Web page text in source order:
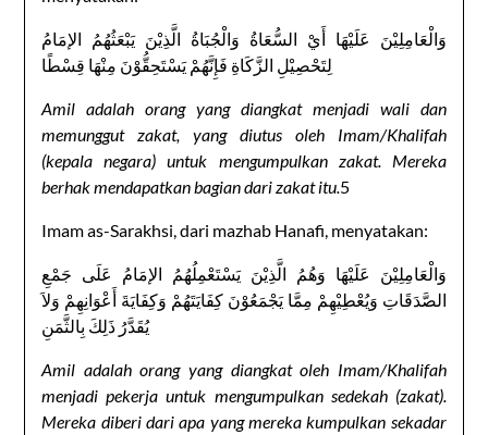
وَالْعَامِلِيْنَ عَلَيْهَا أَيْ السُّعَاةُ وَالْجُبَاةُ الَّذِيْنَ يَبْعَثُهُمُ الإمَامُ
لِتَحْصِيْلِ الزَّكَاةِ فَإِنَّهُمْ يَسْتَحِقُّوْنَ مِنْهَا قِسْطًا
Amil adalah orang yang diangkat menjadi wali dan
memunggut zakat, yang diutus oleh Imam/Khalifah
(kepala negara) untuk mengumpulkan zakat. Mereka
berhak mendapatkan bagian dari zakat itu.5
Imam as-Sarakhsi, dari mazhab Hanafi, menyatakan:
وَالْعَامِلِيْنَ عَلَيْهَا وَهُمُ الَّذِيْنَ يَسْتَعْمِلُهُمُ الإمَامُ عَلَى جَمْعِ
الصَّدَقَاتِ وَيُعْطِيْهِمْ مِمَّا يَجْمَعُوْنَ كِفَايَتَهُمْ وَكِفَايَةَ أَعْوَانِهِمْ وَلاَ
يُقَدَّرُ ذَلِكَ بِالثَّمَنِ
Amil adalah orang yang diangkat oleh Imam/Khalifah
menjadi pekerja untuk mengumpulkan sedekah (zakat).
Mereka diberi dari apa yang mereka kumpulkan sekadar